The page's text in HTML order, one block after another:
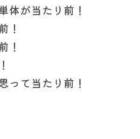
体が当たり前！
！
！
って当たり前！